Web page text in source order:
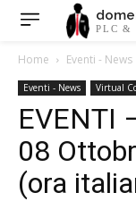
PLC &
Home Eventi - News
Eventi - News Virtual
EVENTI
08
(ora